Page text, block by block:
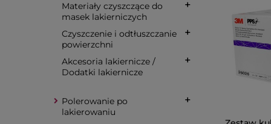
Materiały czyszczące do
masek lakierniczych
Czyszczenie i odtłuszczanie
powierzchni
Akcesoria lakiernicze /
Dodatki lakiernicze
Polerowanie po
lakierowaniu